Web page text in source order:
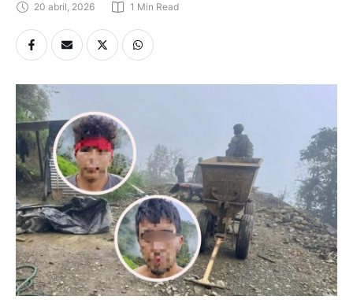
20 abril, 2026 1 Min Read